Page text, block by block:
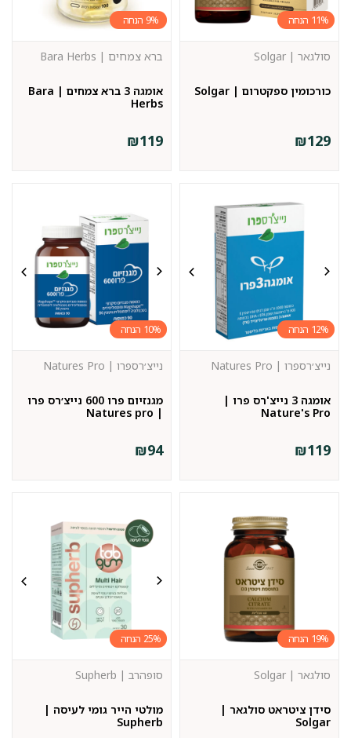
11%
כורכומין ספקטרום | Solgar
סולגאר | Solgar
₪129
9%
אומגה 3 ברא צמחים | Bara
Herbs
ברא צמחים | Bara Herbs
₪119
12%
אומגה 3 נייצ'רס פרו |
Nature's Pro
נייצ׳רספרו | Natures Pro
₪119
10%
מגנזיום פרו 600 נייצ׳רס פרו
| Natures pro
נייצ׳רספרו | Natures Pro
₪94
19%
סידן ציטראט סולגאר |
Solgar
סולגאר | Solgar
25%
מולטי הייר גומי לעיסה |
Supherb
סופהרב | Supherb